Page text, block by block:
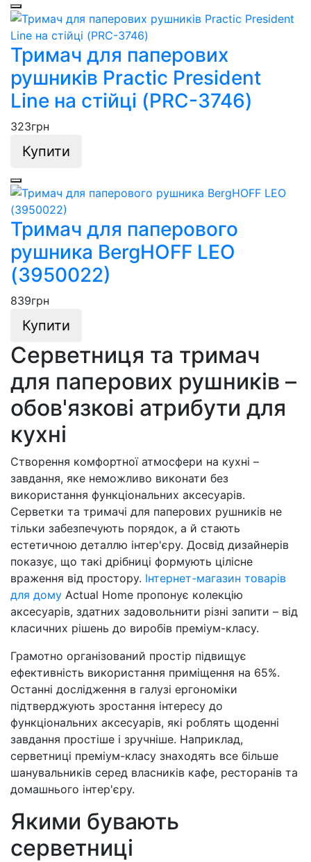
Тримач для паперових
рушників Practic President
Line на стійці (PRC-3746)
323грн
Купити
Тримач для паперового
рушника BergHOFF LEO
(3950022)
839грн
Купити
Серветниця та тримач
для паперових рушників –
обов'язкові атрибути для
кухні
Створення комфортної атмосфери на кухні –
завдання, яке неможливо виконати без
використання функціональних аксесуарів.
Серветки та тримачі для паперових рушників не
тільки забезпечують порядок, а й стають
естетичною деталлю інтер'єру. Досвід дизайнерів
показує, що такі дрібниці формують цілісне
враження від простору. Інтернет-магазин товарів
для дому Actual Home пропонує колекцію
аксесуарів, здатних задовольнити різні запити – від
класичних рішень до виробів преміум-класу.
Грамотно організований простір підвищує
ефективність використання приміщення на 65%.
Останні дослідження в галузі ергономіки
підтверджують зростання інтересу до
функціональних аксесуарів, які роблять щоденні
завдання простіше і зручніше. Наприклад,
серветниці преміум-класу знаходять все більше
шанувальників серед власників кафе, ресторанів та
домашнього інтер'єру.
Якими бувають
серветниці